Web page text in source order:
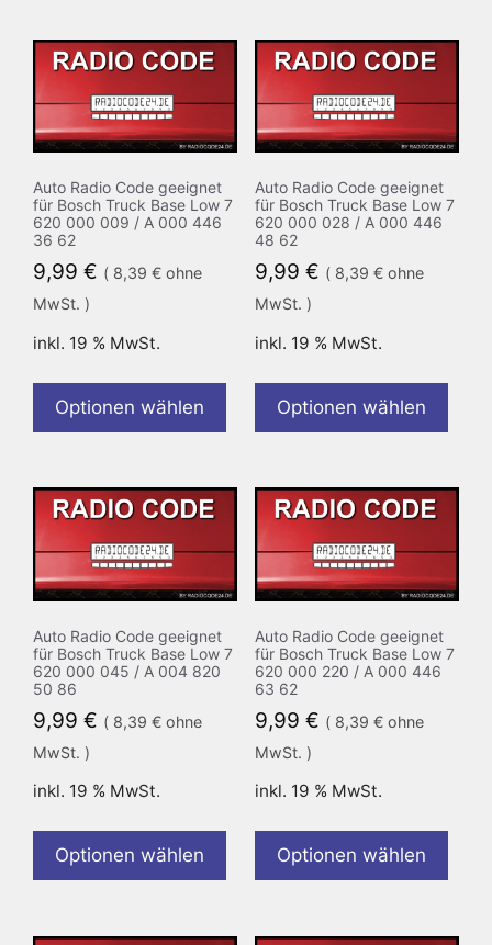
Auto Radio Code geeignet
für Bosch Truck Base Low 7
620 000 009 / A 000 446
36 62
9,99 € ( 8,39 € ohne
MwSt. )
inkl. 19 % MwSt.
Optionen wählen
Auto Radio Code geeignet
für Bosch Truck Base Low 7
620 000 028 / A 000 446
48 62
9,99 € ( 8,39 €ohne
MwSt. )
inkl. 19 % MwSt.
Optionen wählen
Auto Radio Code geeignet
für Bosch Truck Base Low 7
620 000 045 / A 004 820
50 86
9,99 € ( 8,39 € ohne
MwSt. )
inkl. 19 % MwSt.
Optionen wählen
Auto Radio Code geeignet
für Bosch Truck Base Low 7
620 000 220 / A 000 446
63 62
9,99 € ( 8,39 €ohne
MwSt. )
inkl. 19 % MwSt.
Optionen wählen